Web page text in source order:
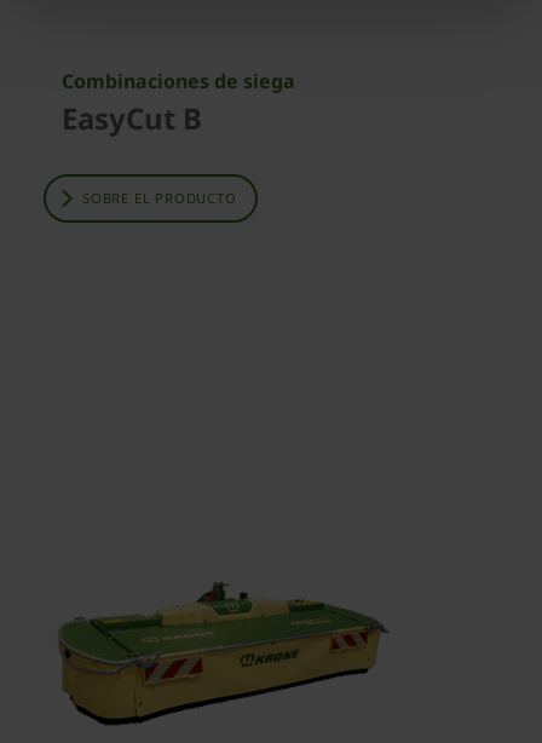
Combinaciones de siega
EasyCut B
SOBRE EL PRODUCTO